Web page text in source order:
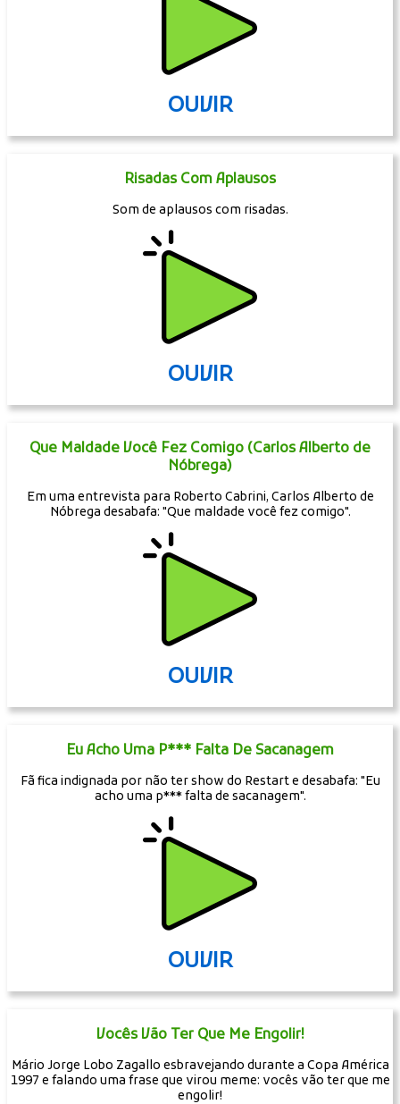
OUVIR
Risadas Com Aplausos
Som de aplausos com risadas.
OUVIR
Que Maldade Você Fez Comigo (Carlos Alberto de
Nóbrega)
Em uma entrevista para Roberto Cabrini, Carlos Alberto de
Nóbrega desabafa: "Que maldade você fez comigo".
OUVIR
Eu Acho Uma P*** Falta De Sacanagem
Fã fica indignada por não ter show do Restart e desabafa: "Eu
acho uma p*** falta de sacanagem".
OUVIR
Vocês Vão Ter Que Me Engolir!
Mário Jorge Lobo Zagallo esbravejando durante a Copa América
1997 e falando uma frase que virou meme: vocês vão ter que me
engolir!